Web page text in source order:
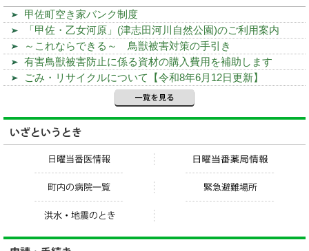
甲佐町空き家バンク制度
「甲佐・乙女河原」(津志田河川自然公園)のご利用案内
～これならできる～ 鳥獣被害対策の手引き
有害鳥獣被害防止に係る資材の購入費用を補助します
ごみ・リサイクルについて【令和8年6月12日更新】